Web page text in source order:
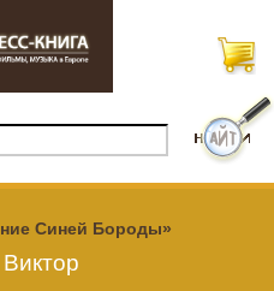
Синей Бороды»